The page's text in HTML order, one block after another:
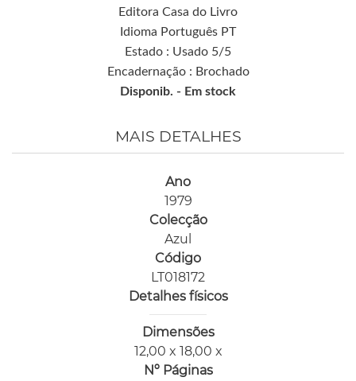
Editora Casa do Livro
Idioma Português PT
Estado : Usado 5/5
Encadernação : Brochado
Disponib. - Em stock
MAIS DETALHES
Ano
1979
Colecção
Azul
Código
LT018172
Detalhes físicos
Dimensões
12,00 x 18,00 x
Nº Páginas